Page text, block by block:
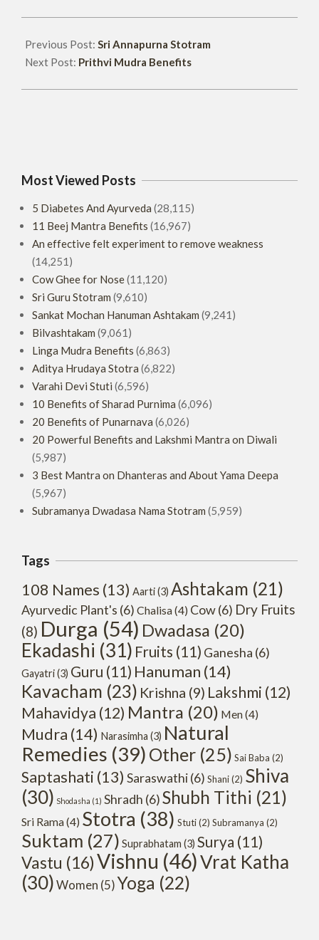
Previous Post: Sri Annapurna Stotram
Next Post: Prithvi Mudra Benefits
Most Viewed Posts
5 Diabetes And Ayurveda (28,115)
11 Beej Mantra Benefits (16,967)
An effective felt experiment to remove weakness
(14,251)
Cow Ghee for Nose(11,120)
Sri Guru Stotram (9,610)
Sankat Mochan Hanuman Ashtakam (9,241)
Bilvashtakam (9,061)
Linga Mudra Benefits (6,863)
Aditya Hrudaya Stotra (6,822)
Varahi Devi Stuti (6,596)
10 Benefits of Sharad Purnima (6,096)
20 Benefits of Punarnava (6,026)
20 Powerful Benefits and Lakshmi Mantra on Diwali
(5,987)
3 Best Mantra on Dhanteras and About Yama Deepa
(5,967)
Subramanya Dwadasa Nama Stotram (5,959)
Tags
108 Names (13) Aarti(3) Ashtakam (21)
Ayurvedic Plant's (6) Chalisa(4) Cow(6) Dry Fruits
(8) Durga (54) Dwadasa (20)
Ekadashi (31) Fruits (11) Ganesha (6)
Gayatri(3) Guru (11) Hanuman (14)
Kavacham (23) Krishna (9) Lakshmi (12)
Mahavidya (12) Mantra (20) Men(4)
Mudra (14) Narasimha (3) Natural
Remedies (39) Other (25) Sai Baba (2)
Saptashati (13) Saraswathi(6) Shani(2) Shiva
(30) Shodasha (1) Shradh (6)Shubh Tithi (21)
Sri Rama(4) Stotra (38) Stuti(2) Subramanya (2)
Suktam (27) Suprabhatam (3) Surya (11)
Vastu (16)Vishnu (46)Vrat Katha
(30)Women (5)Yoga (22)